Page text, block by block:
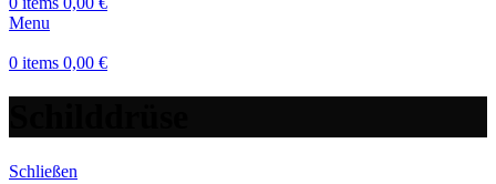
Menu
0 items 0,00 €
Schließen